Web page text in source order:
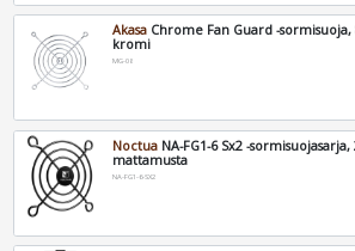
Akasa Chrome Fan Guard -
kromi
MG-08
Noctua NA-FG1-6 Sx2 -
mattamusta
NA-FG1-6-SX2